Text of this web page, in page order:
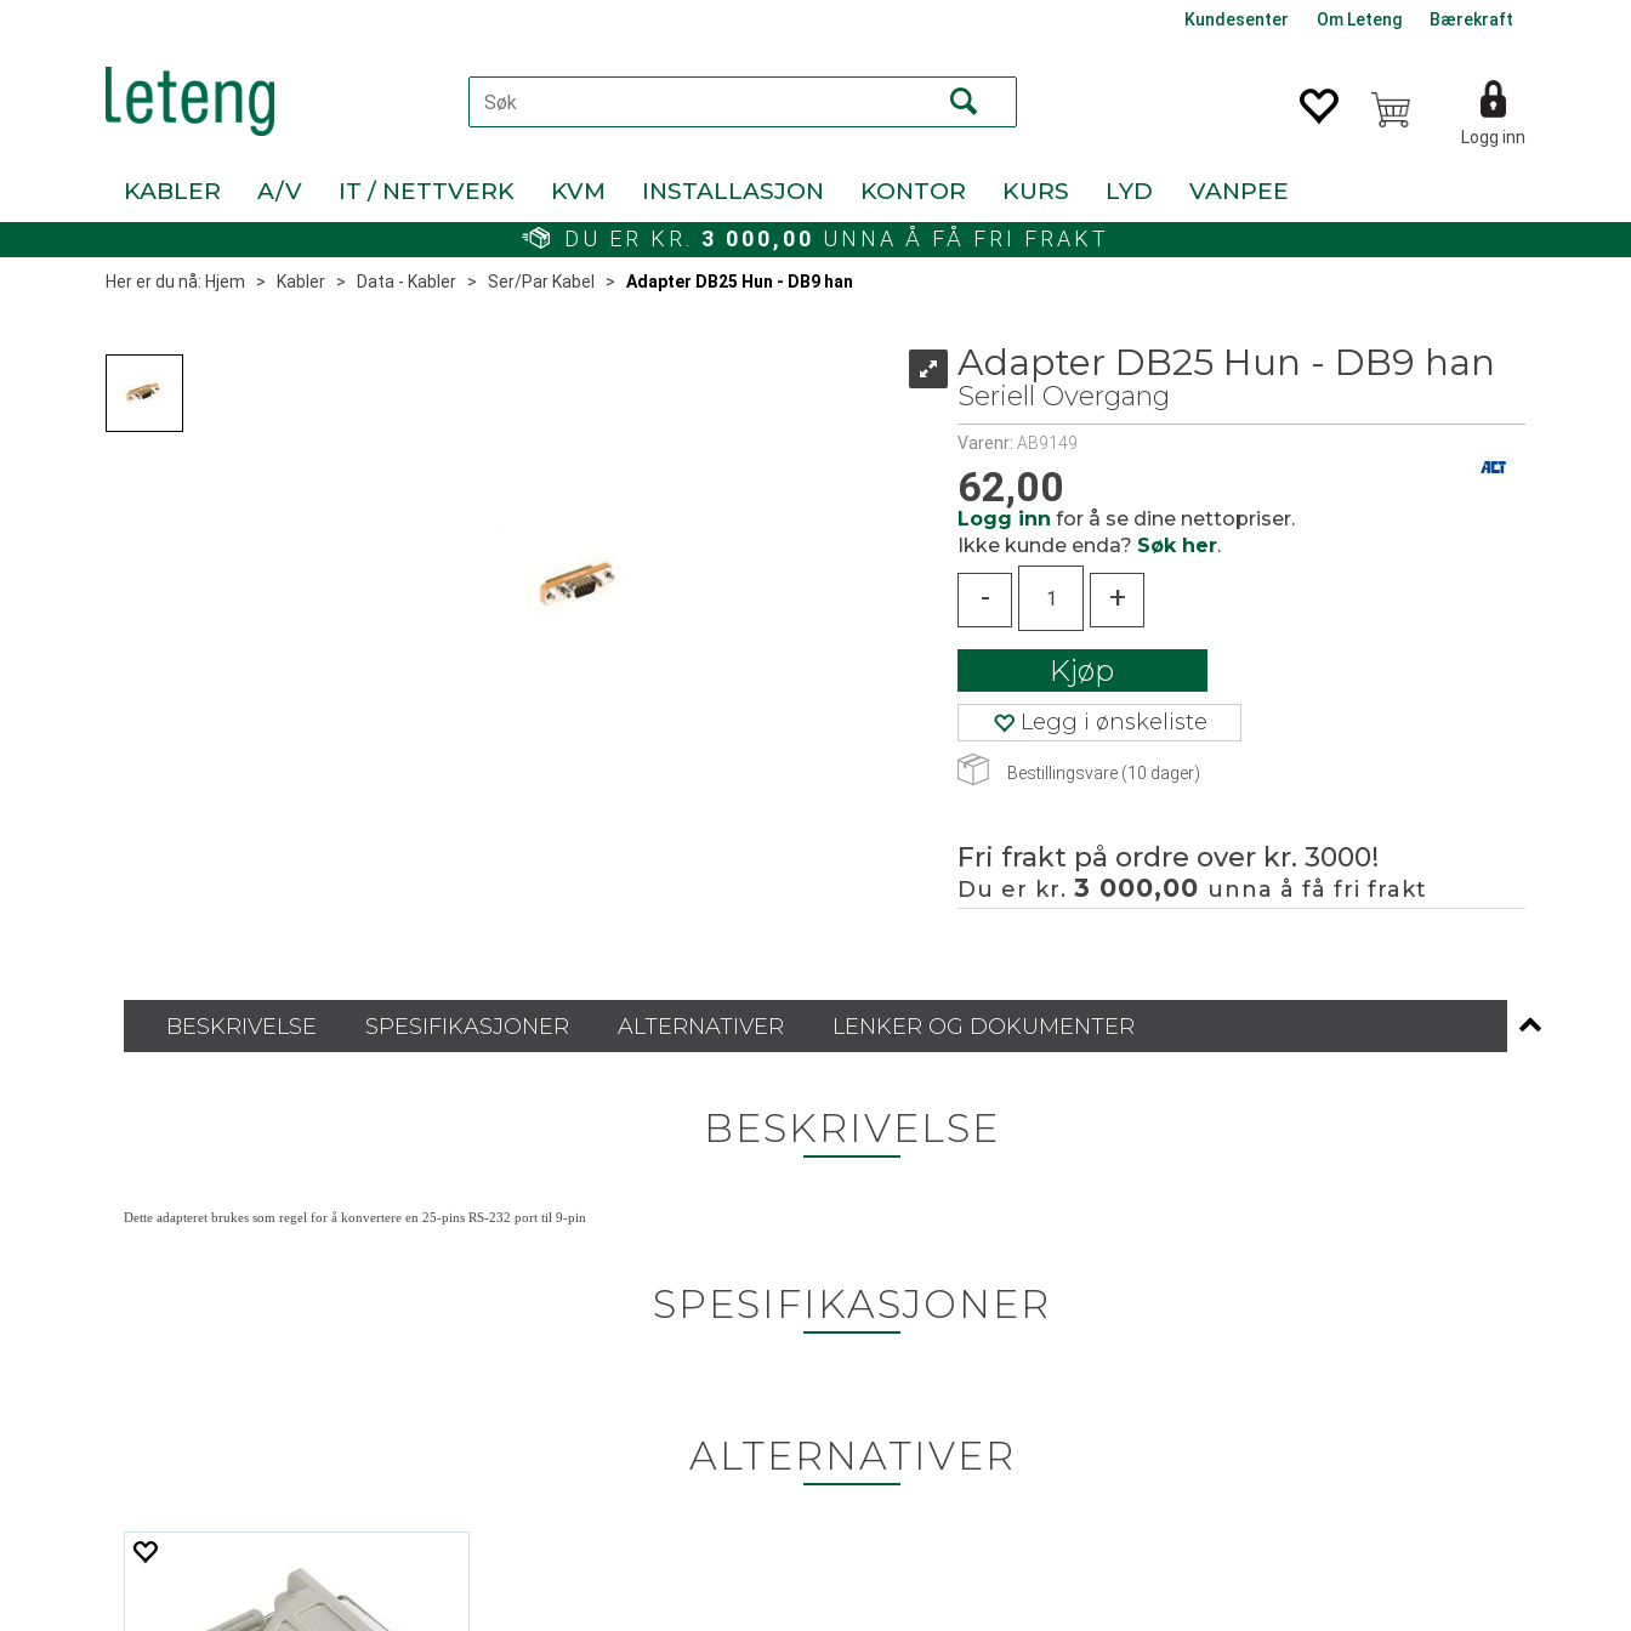
Kundesenter Om Leteng Bærekraft
Logg inn
KABLER A/V IT / NETTVERK KVM INSTALLASJON KONTOR KURS LYD VANPEE
DU ER KR. 3 000,00 UNNA Å FÅ FRI FRAKT
Her er du nå: Hjem > Kabler > Data - Kabler > Ser/Par Kabel > Adapter DB25 Hun - DB9 han
Adapter DB25 Hun - DB9 han
Seriell Overgang
Varenr: AB9149
62,00
Logg inn for å se dine nettopriser.
Ikke kunde enda? Søk her.
- +
Kjøp
Legg i ønskeliste
Bestillingsvare (10 dager)
Fri frakt på ordre over kr. 3000!
Du er kr. 3 000,00 unna å få fri frakt
BESKRIVELSE SPESIFIKASJONER ALTERNATIVER LENKER OG DOKUMENTER
BESKRIVELSE
Dette adapteret brukes som regel for å konvertere en 25-pins RS-232 port til 9-pin
SPESIFIKASJONER
ALTERNATIVER